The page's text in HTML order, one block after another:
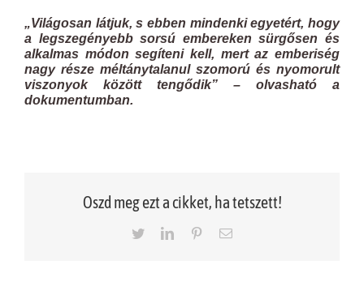
„Világosan látjuk, s ebben mindenki egyetért, hogy
a legszegényebb sorsú embereken sürgősen és
alkalmas módon segíteni kell, mert az emberiség
nagy része méltánytalanul szomorú és nyomorult
viszonyok között tengődik” – olvasható a
dokumentumban.
Oszd meg ezt a cikket, ha tetszett!
TwitterLinkedInPinterestEmail